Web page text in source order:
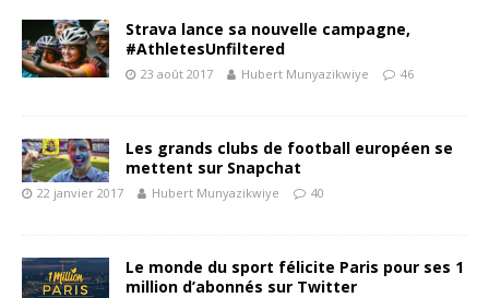
Strava lance sa nouvelle campagne,
#AthletesUnfiltered
23 août 2017 Hubert Munyazikwiye 46
Les grands clubs de football européen se
mettent sur Snapchat
22 janvier 2017 Hubert Munyazikwiye 40
Le monde du sport félicite Paris pour ses 1
million d’abonnés sur Twitter